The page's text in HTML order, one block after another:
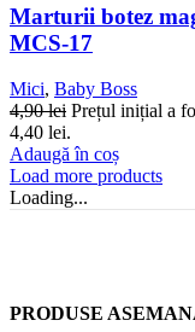
Marturii botez
MCS-17
Mici, Baby Boss
4,90lei Prețul inițial a
4,40 lei.
Adaugă în coș
Load more products
Loading...
PRODUSE